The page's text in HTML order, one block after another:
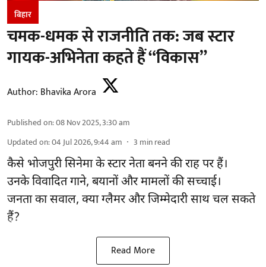
बिहार
चमक-धमक से राजनीति तक: जब स्टार
गायक-अभिनेता कहते हैं “विकास”
Author: Bhavika Arora
Published on:08 Nov 2025, 3:30 am
Updated on:04 Jul 2026, 9:44 am 3 min read
कैसे भोजपुरी सिनेमा के स्टार नेता बनने की राह पर हैं।
उनके विवादित गाने, बयानों और मामलों की सच्चाई।
जनता का सवाल, क्या ग्लैमर और जिम्मेदारी साथ चल सकते
हैं?
Read More